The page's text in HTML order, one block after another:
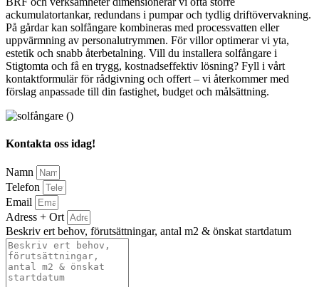
ackumulatortankar, redundans i pumpar och tydlig driftövervakning.
På gårdar kan solfångare kombineras med processvatten eller
uppvärmning av personalutrymmen. För villor optimerar vi yta,
estetik och snabb återbetalning. Vill du installera solfångare i
Stigtomta och få en trygg, kostnadseffektiv lösning? Fyll i vårt
kontaktformulär för rådgivning och offert – vi återkommer med
förslag anpassade till din fastighet, budget och målsättning.
Kontakta oss idag!
Namn
Telefon
Email
Adress + Ort
Beskriv ert behov, förutsättningar, antal m2 & önskat startdatum